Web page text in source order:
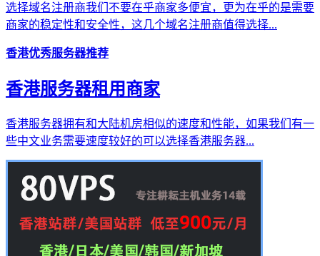
选择域名注册商我们不要在乎商家多便宜，更为在乎的是需要
商家的稳定性和安全性，这几个域名注册商值得选择...
香港优秀服务器推荐
香港服务器租用商家
香港服务器拥有和大陆机房相似的速度和性能，如果我们有一
些中文业务需要速度较好的可以选择香港服务器...